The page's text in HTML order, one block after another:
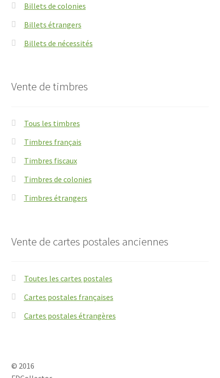
Billets de colonies
Billets étrangers
Billets de nécessités
Vente de timbres
Tous les timbres
Timbres français
Timbres fiscaux
Timbres de colonies
Timbres étrangers
Vente de cartes postales anciennes
Toutes les cartes postales
Cartes postales françaises
Cartes postales étrangères
© 2016